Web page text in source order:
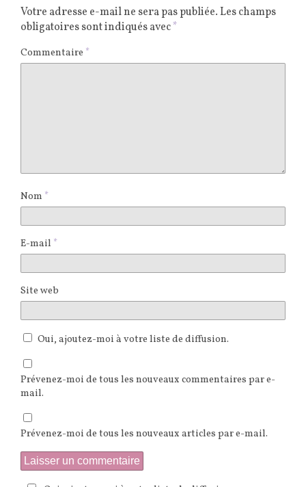
Votre adresse e-mail ne sera pas publiée.Les champs
obligatoires sont indiqués avec*
Commentaire *
Nom *
E-mail *
Site web
Oui, ajoutez-moi à votre liste de diffusion.
Prévenez-moi de tous les nouveaux commentaires par e-
mail.
Prévenez-moi de tous les nouveaux articles par e-mail.